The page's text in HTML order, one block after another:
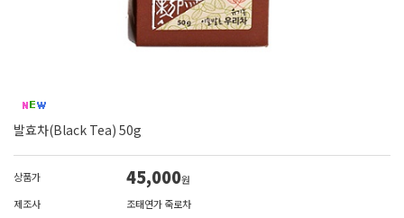
발효차(Black Tea) 50g
상품가 45,000원
제조사
조태연가 죽로차